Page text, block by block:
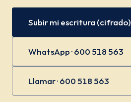
Subir mi escritura (cifrado)
WhatsApp · 600 518 563
Llamar · 600 518 563